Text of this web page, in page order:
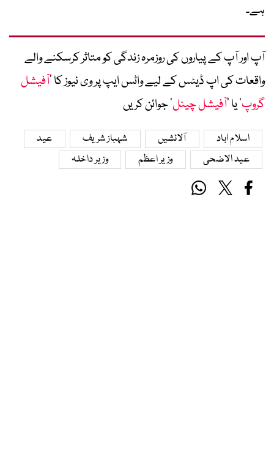
ہے۔
آپ اور آپ کے پیاروں کی روزمرہ زندگی کو متاثر کرسکنے والے
واقعات کی اپ ڈیٹس کے لیے واٹس ایپ پر وی نیوز کا ’آفیشل
گروپ‘ یا ’آفیشل چینل‘ جوائن کریں
اسلام اباد آلائشیں شہباز شریف
عید
عید الاضحی
وزیر اعظم وزیر داخلہ